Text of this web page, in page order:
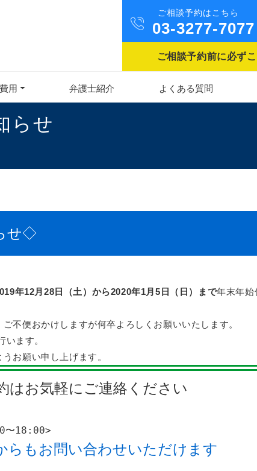
03-3277-7077
ご相談予約前に必ず
用 弁護士紹介 よくある質問
らせ
せ◇
年12月28日（土）から2020年1月5日（日）まで年末年始
不便おかけしますが何卒よろしくお願いいたします。
います。
お願い申し上げます。
お気軽にご連絡ください
〜18:00>
らもお問い合わせいただけます